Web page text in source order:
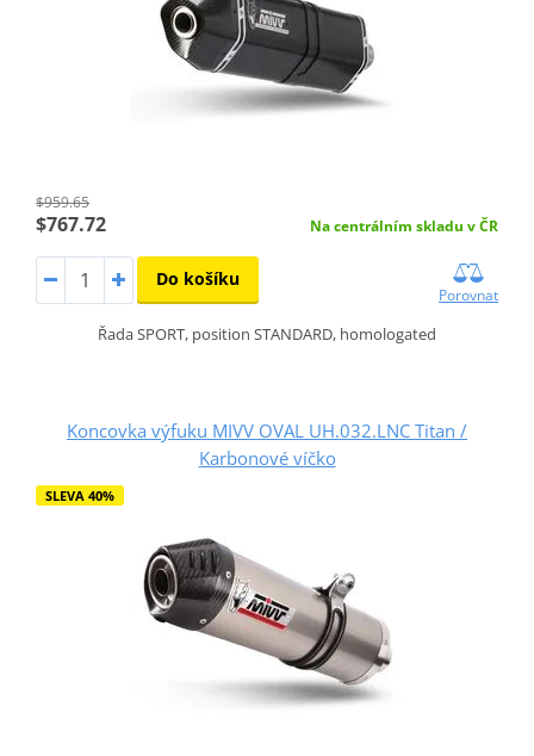
$959.65
$767.72 Na centrálním skladu v ČR
Do košíku
Porovnat
Řada SPORT, position STANDARD, homologated
Koncovka výfuku MIVV OVAL UH.032.LNC Titan /
Karbonové víčko
SLEVA 40%